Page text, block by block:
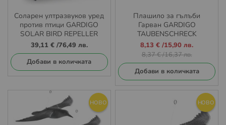
Соларен ултразвуков уред
против птици GARDIGO
SOLAR BIRD REPELLER
39,11 €/76,49 лв.
Добави в количката
Плашило за гълъби
Гарван GARDIGO
TAUBENSCHRECK
Промо
цена
8,13 € /15,90 лв.
8,37 €/16,37 лв.
Добави в количката
НОВО НОВО